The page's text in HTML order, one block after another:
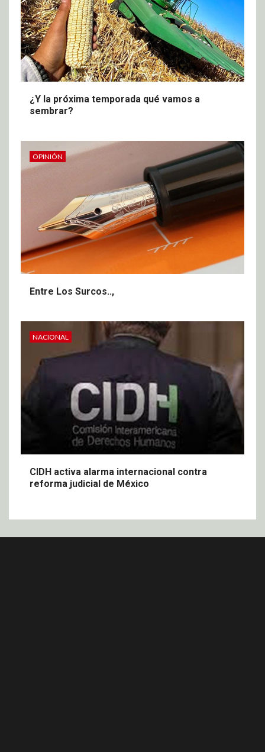
¿Y la próxima temporada qué vamos a
sembrar?
OPINIÓN
Entre Los Surcos..,
NACIONAL
CIDH activa alarma internacional contra
reforma judicial de México